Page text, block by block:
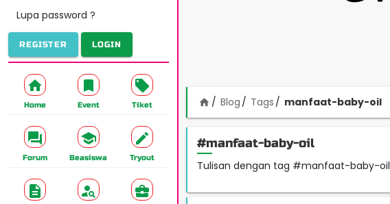
Lupa password ?
REGISTER LOGIN
Home Event Tiket
Forum Beasiswa Tryout
home Blog Tags manfaat-baby-oil
#manfaat-baby-oil
Tulisan dengan tag #manfaat-baby-oil